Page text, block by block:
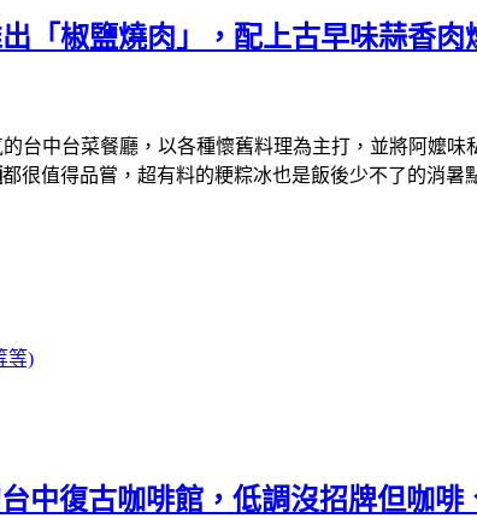
「椒鹽燒肉」，配上古早味蒜香
台中台菜餐廳，以各種懷舊料理為主打，並將阿嬤
都很值得品嘗，超有料的粳粽冰也是飯後少不了的消暑
等)
中復古咖啡館，低調沒招牌但咖